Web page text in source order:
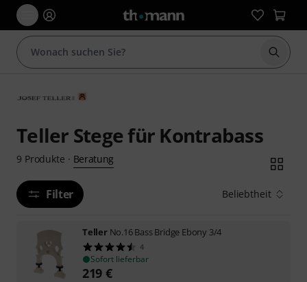
Suche
Teller Stege für Kontrabass
9 Produkte · Beratung
Filter Beliebtheit
Teller No.16 Bass Bridge Ebony 3/4
4
Sofort lieferbar
219 €